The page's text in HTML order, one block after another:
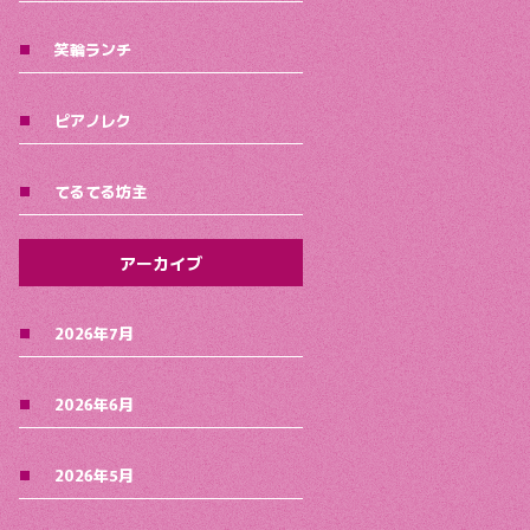
笑輪ランチ
ピアノレク
てるてる坊主
アーカイブ
2026年7月
2026年6月
2026年5月